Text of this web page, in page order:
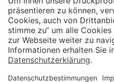
Fax: +49 (0) 711 995 982 - 21
SOCIAL MEDIA